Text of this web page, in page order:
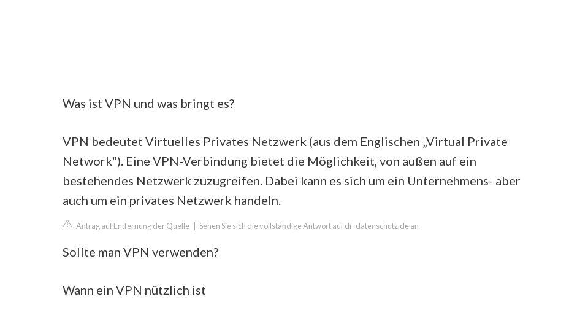
Was ist VPN und was bringt es?
VPN bedeutet Virtuelles Privates Netzwerk (aus dem Englischen „Virtual Private
Network“). Eine VPN-Verbindung bietet die Möglichkeit, von außen auf ein
bestehendes Netzwerk zuzugreifen. Dabei kann es sich um ein Unternehmens- aber
auch um ein privates Netzwerk handeln.
Antrag auf Entfernung der Quelle Sehen Sie sich die vollständige Antwort auf dr-datenschutz.de an
Sollte man VPN verwenden?
Wann ein VPN nützlich ist